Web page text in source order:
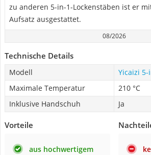
zu anderen 5-in-1-Lockenstäben ist er
Aufsatz ausgestattet.
08/2026
Technische Details
Modell
Yicaizi 5-
Maximale Temperatur
210 °C
Inklusive Handschuh
Ja
Vorteile
aus hochwertigem